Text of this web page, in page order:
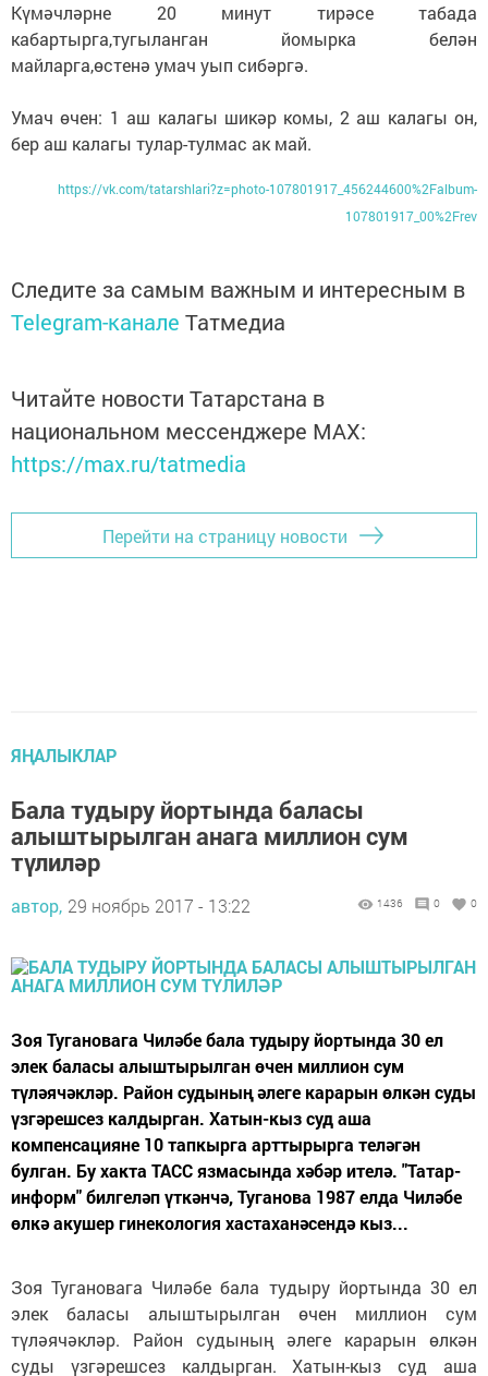
Күмәчләрне 20 минут тирәсе табада
кабартырга,тугыланган йомырка белән
майларга,өстенә умач уып сибәргә.
Умач өчен: 1 аш калагы шикәр комы, 2 аш калагы он,
бер аш калагы тулар-тулмас ак май.
https://vk.com/tatarshlari?z=photo-107801917_456244600%2Falbum-
107801917_00%2Frev
Следите за самым важным и интересным в
Telegram-канале Татмедиа
Читайте новости Татарстана в
национальном мессенджере MАХ:
https://max.ru/tatmedia
Перейти на страницу новости
ЯҢАЛЫКЛАР
Бала тудыру йортында баласы
алыштырылган анага миллион сум
түлиләр
автор, 29 ноябрь 2017 - 13:22 1436 0 0
Зоя Тугановага Чиләбе бала тудыру йортында 30 ел
элек баласы алыштырылган өчен миллион сум
түләячәкләр. Район судының әлеге карарын өлкән суды
үзгәрешсез калдырган. Хатын-кыз суд аша
компенсацияне 10 тапкырга арттырырга теләгән
булган. Бу хакта ТАСС язмасында хәбәр ителә. "Татар-
информ" билгеләп үткәнчә, Туганова 1987 елда Чиләбе
өлкә акушер гинекология хастаханәсендә кыз...
Зоя Тугановага Чиләбе бала тудыру йортында 30 ел
элек баласы алыштырылган өчен миллион сум
түләячәкләр. Район судының әлеге карарын өлкән
суды үзгәрешсез калдырган. Хатын-кыз суд аша